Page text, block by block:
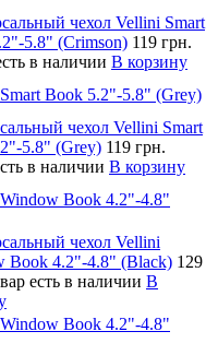
чехол Vellini Smart
5.8" (Crimson) 119 грн.
в наличии В корзину
Book 5.2"-5.8" (Grey)
чехол Vellini Smart
5.8" (Grey) 119 грн.
в наличии В корзину
Book 4.2"-4.8"
чехол Vellini
Book 4.2"-4.8" (Black) 129
есть в наличии В
Book 4.2"-4.8"